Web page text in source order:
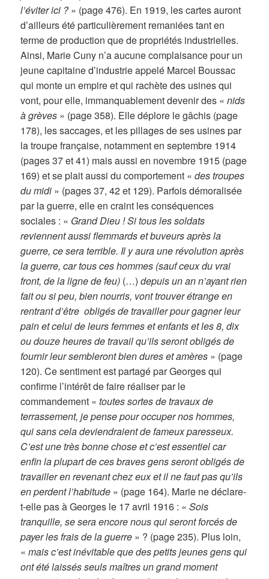
l’éviter ici ?» (page 476). En 1919, les cartes auront
d’ailleurs été particulièrement remaniées tant en
terme de production que de propriétés industrielles.
Ainsi, Marie Cuny n’a aucune complaisance pour un
jeune capitaine d’industrie appelé Marcel Boussac
qui monte un empire et qui rachète des usines qui
vont, pour elle, immanquablement devenir des «nids
à grèves » (page 358). Elle déplore le gâchis (page
178), les saccages, et les pillages de ses usines par
la troupe française, notamment en septembre 1914
(pages 37 et 41) mais aussi en novembre 1915 (page
169) et se plait aussi du comportement «des troupes
du midi » (pages 37, 42 et 129). Parfois démoralisée
par la guerre, elle en craint les conséquences
sociales : « Grand Dieu ! Si tous les soldats
reviennent aussi flemmards et buveurs après la
guerre, ce sera terrible. Il y aura une révolution après
la guerre, car tous ces hommes (sauf ceux du vrai
front, de la ligne de feu) (…) depuis un an n’ayant rien
fait ou si peu, bien nourris, vont trouver étrange en
rentrant d’être obligés de travailler pour gagner leur
pain et celui de leurs femmes et enfants et les 8, dix
ou douze heures de travail qu’ils seront obligés de
fournir leur sembleront bien dures et amères » (page
120). Ce sentiment est partagé par Georges qui
confirme l’intérêt de faire réaliser par le
commandement «toutes sortes de travaux de
terrassement, je pense pour occuper nos hommes,
qui sans cela deviendraient de fameux paresseux.
C’est une très bonne chose et c’est essentiel car
enfin la plupart de ces braves gens seront obligés de
travailler en revenant chez eux et il ne faut pas qu’ils
en perdent l’habitude » (page 164). Marie ne déclare-
t-elle pas à Georges le 17 avril 1916 : «Sois
tranquille, se sera encore nous qui seront forcés de
payer les frais de la guerre » ? (page 235). Plus loin,
«mais c’est inévitable que des petits jeunes gens qui
ont été laissés seuls maîtres un grand moment